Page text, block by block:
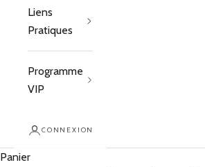
Liens
Pratiques
Programme
VIP
CONNEXION
Panier